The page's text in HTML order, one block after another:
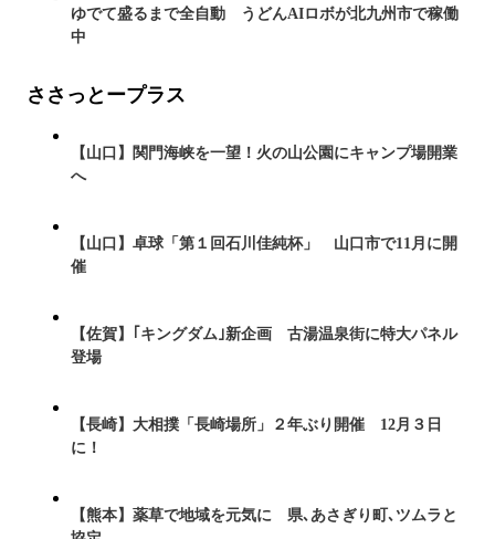
ゆでて盛るまで全自動 うどんAIロボが北九州市で稼働
中
ささっとープラス
【山口】関門海峡を一望！火の山公園にキャンプ場開業
へ
【山口】卓球「第１回石川佳純杯」 山口市で11月に開
催
【佐賀】｢キングダム｣新企画 古湯温泉街に特大パネル
登場
【長崎】大相撲「長崎場所」２年ぶり開催 12月３日
に！
【熊本】薬草で地域を元気に 県､あさぎり町､ツムラと